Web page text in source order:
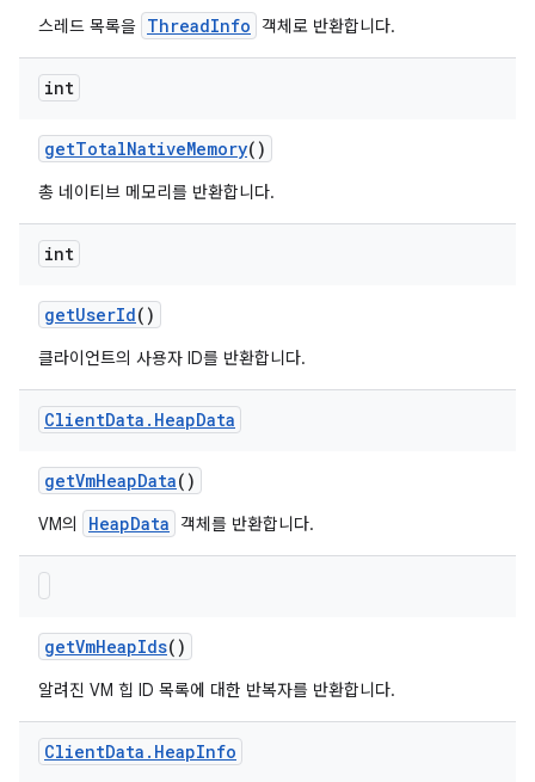
스레드 목록을 ThreadInfo 객체로 반환합니다.
int
getTotalNativeMemory()
총 네이티브 메모리를 반환합니다.
int
getUserId()
클라이언트의 사용자 ID를 반환합니다.
ClientData . HeapData
getVmHeapData()
VM의 HeapData 객체를 반환합니다.
getVmHeapIds()
알려진 VM 힙 ID 목록에 대한 반복자를 반환합니다.
ClientData . HeapInfo